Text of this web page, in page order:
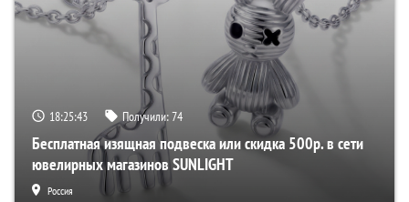
18:25:42 Получили:74
Бесплатная изящная подвеска или скидка 500р. в сети
ювелирных магазинов SUNLIGHT
Россия